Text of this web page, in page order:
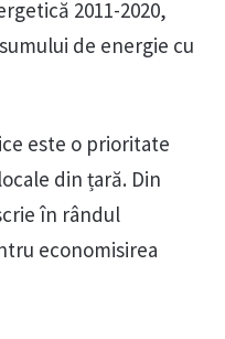
2011-2020,
de energie cu
este o prioritate
din țară. Din
în rândul
economisirea